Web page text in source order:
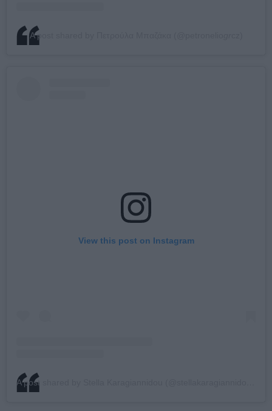
A post shared by Πετρούλα Μπαζάκα (@petronelio
View this post on Instagram